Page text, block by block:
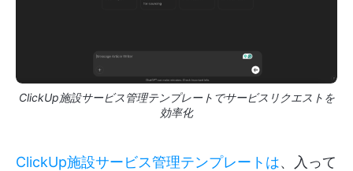
ClickUp施設サービス管理テンプレートでサービスリクエストを
効率化
ClickUp施設サービス管理テンプレートは、入って